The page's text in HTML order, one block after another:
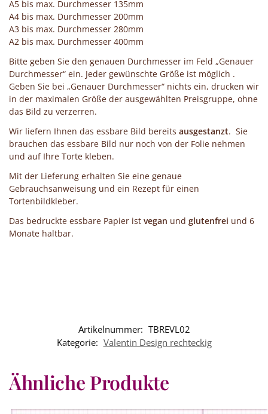
A5 bis max. Durchmesser 135mm
A4 bis max. Durchmesser 200mm
A3 bis max. Durchmesser 280mm
A2 bis max. Durchmesser 400mm
Bitte geben Sie den genauen Durchmesser im Feld „Genauer
Durchmesser“ ein. Jeder gewünschte Größe ist möglich .
Geben Sie bei „Genauer Durchmesser“ nichts ein, drucken wir
in der maximalen Größe der ausgewählten Preisgruppe, ohne
das Bild zu verzerren.
Wir liefern Ihnen das essbare Bild bereits ausgestanzt. Sie
brauchen das essbare Bild nur noch von der Folie nehmen
und auf Ihre Torte kleben.
Mit der Lieferung erhalten Sie eine genaue
Gebrauchsanweisung und ein Rezept für einen
Tortenbildkleber.
Das bedruckte essbare Papier ist vegan und glutenfrei und 6
Monate haltbar.
Artikelnummer: TBREVL02
Kategorie: Valentin Design rechteckig
Ähnliche Produkte